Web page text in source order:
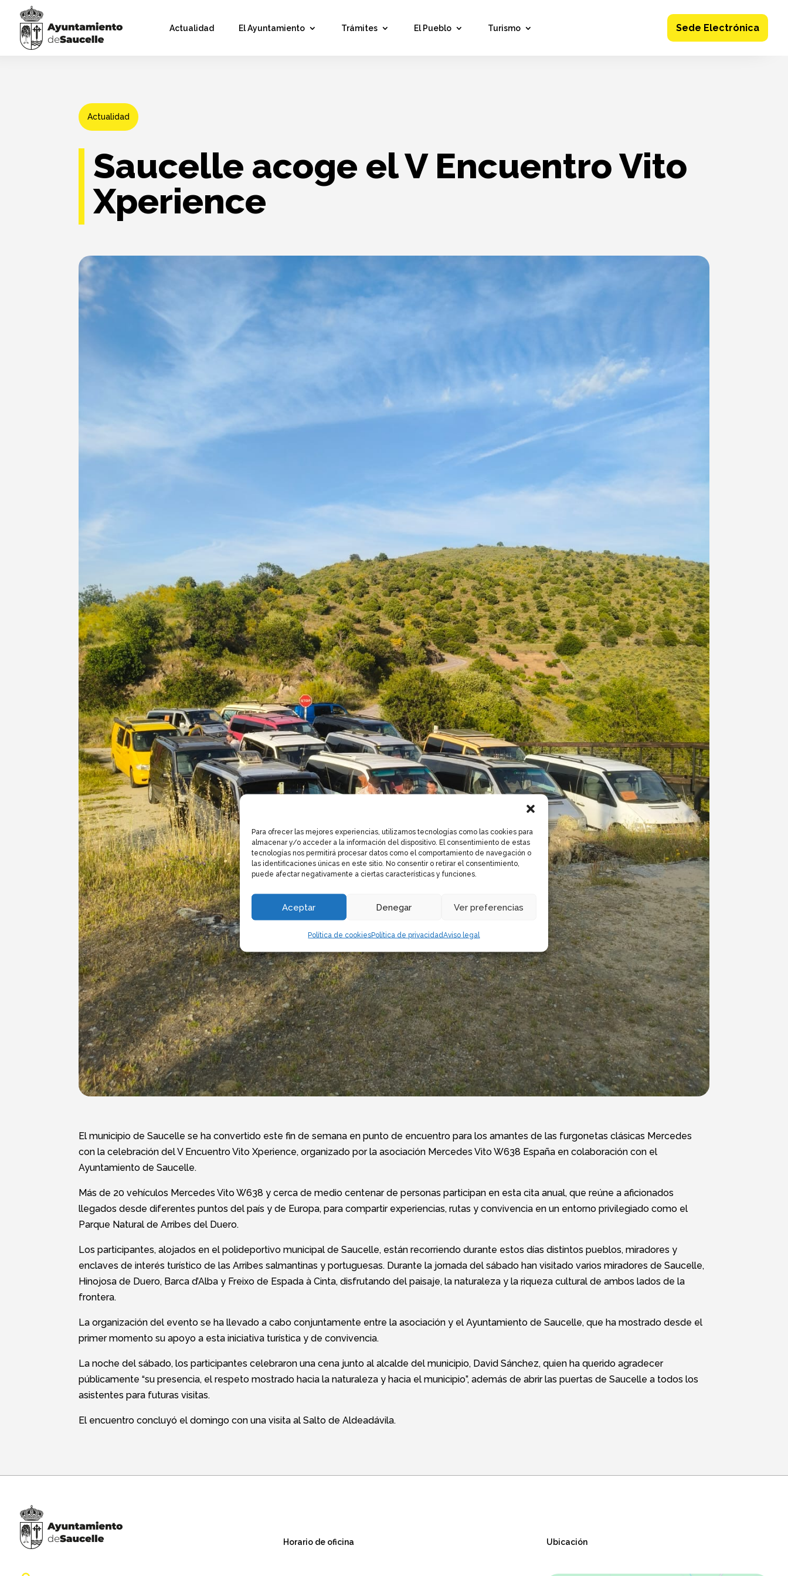
Para ofrecer las mejores experiencias, utilizamos tecnologías como las cookies para
almacenar y/o acceder a la información del dispositivo. El consentimiento de estas
tecnologías nos permitirá procesar datos como el comportamiento de navegación o
las identificaciones únicas en este sitio. No consentir o retirar el consentimiento,
puede afectar negativamente a ciertas características y funciones.
Aceptar Denegar Ver preferencias
Política de cookiesPolítica de privacidadAviso legal
Actualidad El Ayuntamiento Trámites El Pueblo Turismo Sede Electrónica
Actualidad
Saucelle acoge el V Encuentro Vito
Xperience
El municipio de Saucelle se ha convertido este fin de semana en punto de encuentro para los amantes de las furgonetas clásicas Mercedes
con la celebración del V Encuentro Vito Xperience, organizado por la asociación Mercedes Vito W638 España en colaboración con el
Ayuntamiento de Saucelle.
Más de 20 vehículos Mercedes Vito W638 y cerca de medio centenar de personas participan en esta cita anual, que reúne a aficionados
llegados desde diferentes puntos del país y de Europa, para compartir experiencias, rutas y convivencia en un entorno privilegiado como el
Parque Natural de Arribes del Duero.
Los participantes, alojados en el polideportivo municipal de Saucelle, están recorriendo durante estos días distintos pueblos, miradores y
enclaves de interés turístico de las Arribes salmantinas y portuguesas. Durante la jornada del sábado han visitado varios miradores de Saucelle,
Hinojosa de Duero, Barca d’Alba y Freixo de Espada à Cinta, disfrutando del paisaje, la naturaleza y la riqueza cultural de ambos lados de la
frontera.
La organización del evento se ha llevado a cabo conjuntamente entre la asociación y el Ayuntamiento de Saucelle, que ha mostrado desde el
primer momento su apoyo a esta iniciativa turística y de convivencia.
La noche del sábado, los participantes celebraron una cena junto al alcalde del municipio, David Sánchez, quien ha querido agradecer
públicamente “su presencia, el respeto mostrado hacia la naturaleza y hacia el municipio”, además de abrir las puertas de Saucelle a todos los
asistentes para futuras visitas.
El encuentro concluyó el domingo con una visita al Salto de Aldeadávila.
Horario de oficina Ubicación